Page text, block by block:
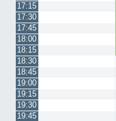
17:15
17:30
17:45
18:00
18:15
18:30
18:45
19:00
19:15
19:30
19:45